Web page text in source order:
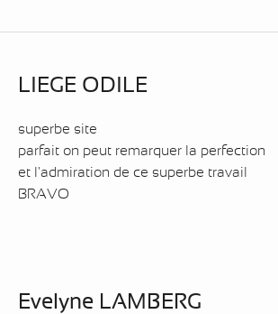
LIEGE ODILE
superbe site
parfait on peut remarquer la perfection
et l'admiration de ce superbe travail
BRAVO
Evelyne LAMBERG